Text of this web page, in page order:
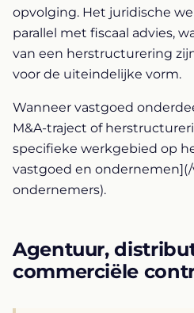
opvolging. Het juridische
parallel met fiscaal advies,
van een herstructurering
voor de uiteindelijke vorm.
Wanneer vastgoed
M&A-traject of
specifieke werkgebied op
vastgoed en
ondernemers).
Agentuur,
commerciële